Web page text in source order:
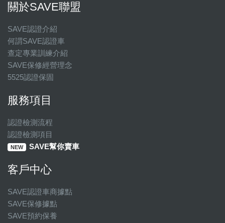
關於SAVE聯盟
SAVE認證介紹
何謂SAVE認證車
查定專業訓練介紹
SAVE保修經營理念
5525認證保固
服務項目
認證檢測流程
認證檢測項目
NEW SAVE幫你賣車
客戶中心
SAVE認證車商據點
SAVE保修據點
SAVE預約保養